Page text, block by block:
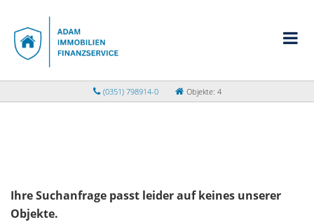
(0351) 798914-0 Objekte: 4
Ihre Suchanfrage passt leider auf keines unserer
Objekte.